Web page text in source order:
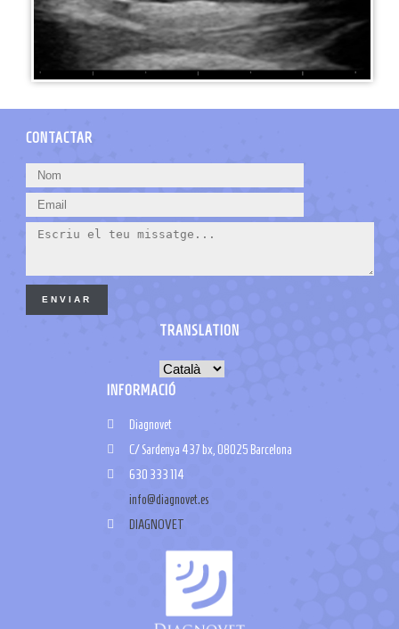
CONTACTAR
ENVIAR
TRANSLATION
INFORMACIÓ
Diagnovet
C/ Sardenya 437 bx, 08025 Barcelona
630 333 114
info@diagnovet.es
DIAGNOVET